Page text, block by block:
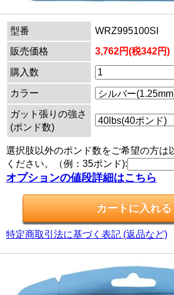
型番
WRZ995100SI
販売価格
3,762円(税342円)
購入数
カラー
ガット張りの強さ
(ポンド数)
選択肢以外のポンド数をご希望の方は
ください。（例：35ポンド):
オプションの値段詳細はこちら
特定商取引法に基づく表記 (返品など)